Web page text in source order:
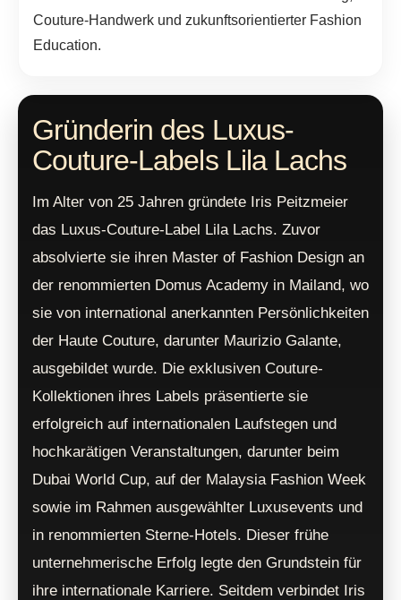
Couture-Handwerk und zukunftsorientierter Fashion
Education.
Gründerin des Luxus-
Couture-Labels Lila Lachs
Im Alter von 25 Jahren gründete Iris Peitzmeier
das Luxus-Couture-Label Lila Lachs. Zuvor
absolvierte sie ihren Master of Fashion Design an
der renommierten Domus Academy in Mailand, wo
sie von international anerkannten Persönlichkeiten
der Haute Couture, darunter Maurizio Galante,
ausgebildet wurde. Die exklusiven Couture-
Kollektionen ihres Labels präsentierte sie
erfolgreich auf internationalen Laufstegen und
hochkarätigen Veranstaltungen, darunter beim
Dubai World Cup, auf der Malaysia Fashion Week
sowie im Rahmen ausgewählter Luxusevents und
in renommierten Sterne-Hotels. Dieser frühe
unternehmerische Erfolg legte den Grundstein für
ihre internationale Karriere. Seitdem verbindet Iris